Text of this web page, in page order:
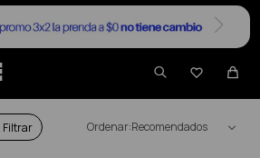

EN COLOR GRIS
Recomendados